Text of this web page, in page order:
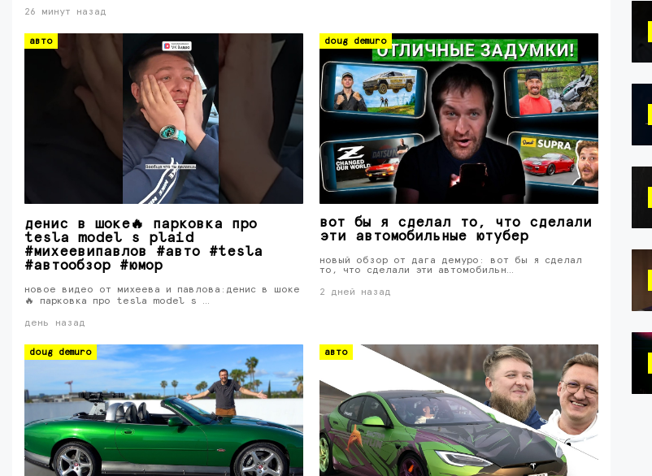
26 минут назад
авто
денис в шоке🔥 парковка про
tesla model s plaid
#михеевипавлов #авто #tesla
#автообзор #юмор
новое видео от михеева и павлова:денис в шоке
🔥 парковка про tesla model s …
день назад
doug demuro
вот бы я сделал то, что сделали
эти автомобильные ютубер
новый обзор от дага демуро: вот бы я сделал
то, что сделали эти автомобильн…
2 дней назад
doug demuro авто